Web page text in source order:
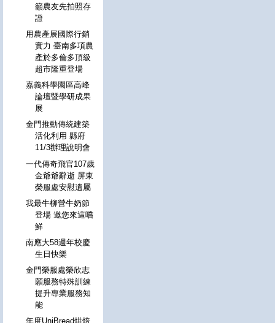
籲農友先拍照存
證
用農產展國際行銷
實力 臺南多項農
產於多倫多頂級
超市隆重登場
嘉義科學園區高峰
論壇暨學研成果
展
金門推動傳統建築
活化利用 縣府
11/3辦理說明會
一代傳奇飛官107歲
金爺爺辭逝 屏東
榮服處安慰遺屬
我最牛柳營牛奶節
登場 邀您來這嚐
鮮
南應大58週年校慶
生日快樂
金門榮服處榮欣志
願服務特殊訓練
提升專業服務知
能
年度UniBread烘焙